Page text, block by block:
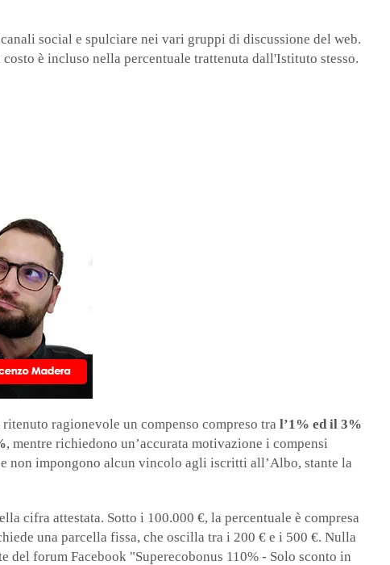
social e spulciare nei vari gruppi di discussione del web.
è incluso nella percentuale trattenuta dall'Istituto stesso.
ragionevole un compenso compreso tra l’1% ed il 3%
, mentre richiedono un’accurata motivazione i compensi
non impongono alcun vincolo agli iscritti all’Albo, stante la
cifra attestata. Sotto i 100.000 €, la percentuale è compresa
una parcella fissa, che oscilla tra i 200 € e i 500 €. Nulla
del forum Facebook "Superecobonus 110% - Solo sconto in